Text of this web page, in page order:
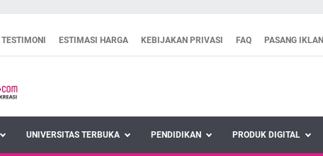
TESTIMONI ESTIMASI HARGA KEBIJAKAN PRIVASI FAQ PASANG IKLAN
UNIVERSITAS TERBUKA PENDIDIKAN PRODUK DIGITAL